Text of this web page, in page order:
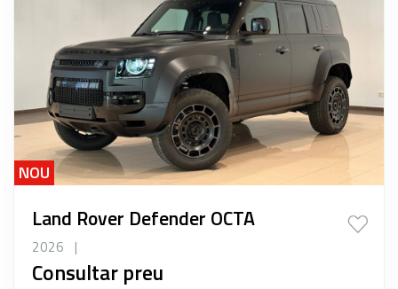
NOU
Land Rover Defender OCTA
2026 |
Consultar preu